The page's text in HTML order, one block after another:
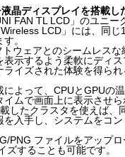
晶ディスプレイを搭載し
FAN TL LCD」のユニー
LCD」には、同じ
。
トウェアとのシームレス
表示するよう柔軟にディ
イズされた体験を得られ
によって、CPUとGPUの
ムで画面上に表示させら
したクラスタを使えば、
を入手し、システムをコ
PNG ファイルをアップ
ズすることも可能です。